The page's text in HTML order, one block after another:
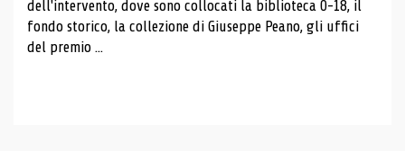
dell'intervento, dove sono collocati la biblioteca 0-18, il
fondo storico, la collezione di Giuseppe Peano, gli uffici
del premio ...